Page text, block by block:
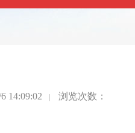
14:09:02 | 浏览次数：